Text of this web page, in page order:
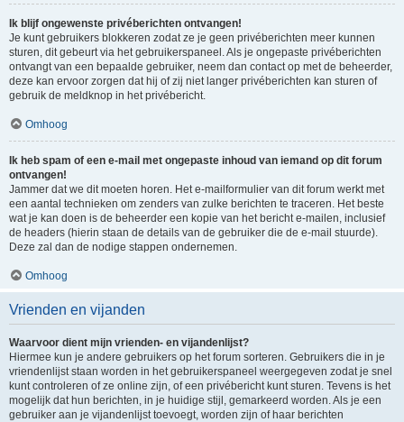
Ik blijf ongewenste privéberichten ontvangen!
Je kunt gebruikers blokkeren zodat ze je geen privéberichten meer kunnen
sturen, dit gebeurt via het gebruikerspaneel. Als je ongepaste privéberichten
ontvangt van een bepaalde gebruiker, neem dan contact op met de beheerder,
deze kan ervoor zorgen dat hij of zij niet langer privéberichten kan sturen of
gebruik de meldknop in het privébericht.
Omhoog
Ik heb spam of een e-mail met ongepaste inhoud van iemand op dit forum
ontvangen!
Jammer dat we dit moeten horen. Het e-mailformulier van dit forum werkt met
een aantal technieken om zenders van zulke berichten te traceren. Het beste
wat je kan doen is de beheerder een kopie van het bericht e-mailen, inclusief
de headers (hierin staan de details van de gebruiker die de e-mail stuurde).
Deze zal dan de nodige stappen ondernemen.
Omhoog
Vrienden en vijanden
Waarvoor dient mijn vrienden- en vijandenlijst?
Hiermee kun je andere gebruikers op het forum sorteren. Gebruikers die in je
vriendenlijst staan worden in het gebruikerspaneel weergegeven zodat je snel
kunt controleren of ze online zijn, of een privébericht kunt sturen. Tevens is het
mogelijk dat hun berichten, in je huidige stijl, gemarkeerd worden. Als je een
gebruiker aan je vijandenlijst toevoegt, worden zijn of haar berichten